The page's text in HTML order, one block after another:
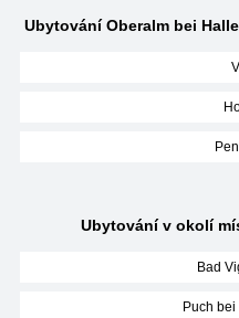
Ubytování Oberalm bei
Ubytování v okolí
Bad
Puch